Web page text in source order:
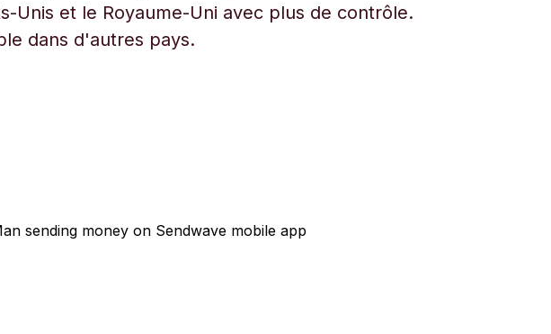
Unis et le Royaume-Uni avec plus de contrôle.
dans d'autres pays.